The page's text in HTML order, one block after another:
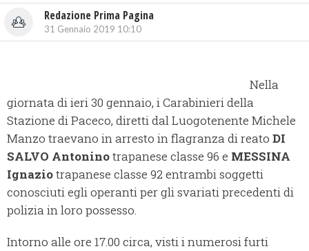
Redazione Prima Pagina
31 Gennaio 2019 10:10
Nella
giornata di ieri 30 gennaio, i Carabinieri della
Stazione di Paceco, diretti dal Luogotenente Michele
Manzo traevano in arresto in flagranza di reato DI
SALVO Antoninotrapanese classe 96 e MESSINA
Ignaziotrapanese classe 92 entrambi soggetti
conosciuti egli operanti per gli svariati precedenti di
polizia in loro possesso.
Intorno alle ore 17.00 circa, visti i numerosi furti